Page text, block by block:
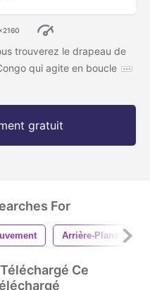
trouverez le drapeau de
qui agite en boucle
gratuit
For
Arrière-Plans
Ce